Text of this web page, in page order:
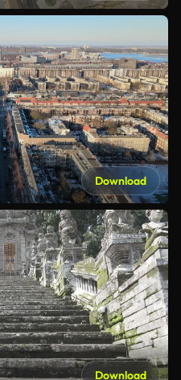
Download
Download